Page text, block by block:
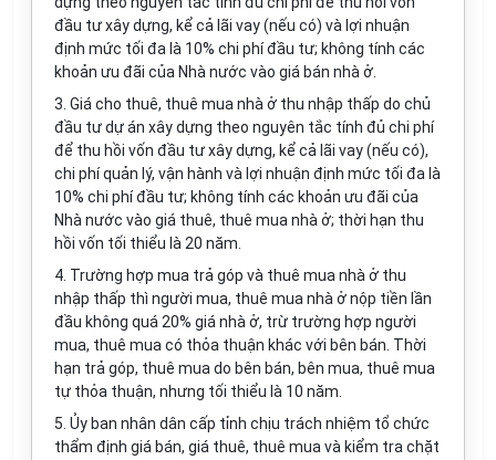
đầu tư xây dựng, kể cả lãi vay (nếu có) và lợi nhuận
định mức tối đa là 10% chi phí đầu tư; không tính các
khoản ưu đãi của Nhà nước vào giá bán nhà ở.
3. Giá cho thuê, thuê mua nhà ở thu nhập thấp do chủ
đầu tư dự án xây dựng theo nguyên tắc tính đủ chi phí
để thu hồi vốn đầu tư xây dựng, kể cả lãi vay (nếu có),
chi phí quản lý, vận hành và lợi nhuận định mức tối đa là
10% chi phí đầu tư; không tính các khoản ưu đãi của
Nhà nước vào giá thuê, thuê mua nhà ở; thời hạn thu
hồi vốn tối thiểu là 20 năm.
4. Trường hợp mua trả góp và thuê mua nhà ở thu
nhập thấp thì người mua, thuê mua nhà ở nộp tiền lần
đầu không quá 20% giá nhà ở, trừ trường hợp người
mua, thuê mua có thỏa thuận khác với bên bán. Thời
hạn trả góp, thuê mua do bên bán, bên mua, thuê mua
tự thỏa thuận, nhưng tối thiểu là 10 năm.
5. Ủy ban nhân dân cấp tỉnh chịu trách nhiệm tổ chức
thẩm định giá bán, giá thuê, thuê mua và kiểm tra chặt